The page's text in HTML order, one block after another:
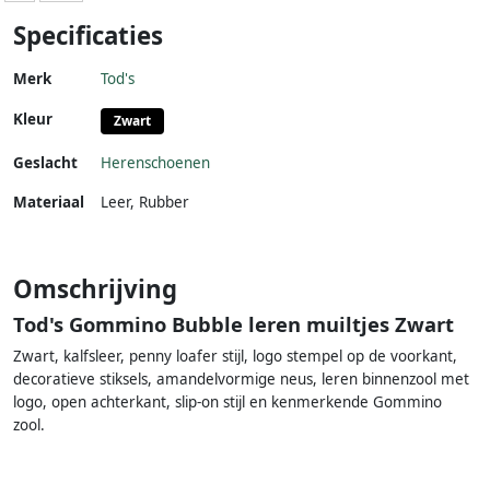
Specificaties
Merk Tod's
Kleur Zwart
Geslacht
Herenschoenen
Materiaal
Leer, Rubber
Omschrijving
Tod's Gommino Bubble leren muiltjes Zwart
Zwart, kalfsleer, penny loafer stijl, logo stempel op de voorkant,
decoratieve stiksels, amandelvormige neus, leren binnenzool met
logo, open achterkant, slip-on stijl en kenmerkende Gommino
zool.